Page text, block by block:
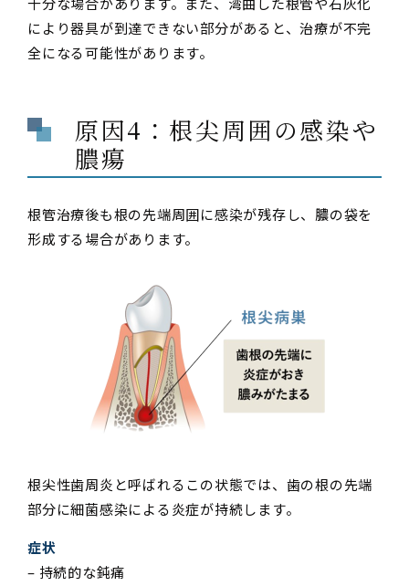
により器具が到達できない部分があると、治療が不完
全になる可能性があります。
原因4：根尖周囲の感染や
膿瘍
根管治療後も根の先端周囲に感染が残存し、膿の袋を
形成する場合があります。
根尖性歯周炎と呼ばれるこの状態では、歯の根の先端
部分に細菌感染による炎症が持続します。
症状
– 持続的な鈍痛